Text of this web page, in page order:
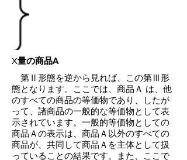
X量の商品A
第Ⅱ形態を逆から見れば、この第Ⅲ形
態となります。ここでは、商品Ａ は、他
のすべての商品の等価物であり、したが
って、諸商品の一般的な等価物として表
示されています。一般的等価物としての
商品Ａの表示は、商品Ａ以外のすべての
商品が、共同して商品Ａを主体として扱
っていることの結果です。また、ここで